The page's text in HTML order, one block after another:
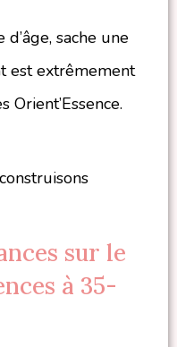
sache une
est extrêmement
sur le
à 35-